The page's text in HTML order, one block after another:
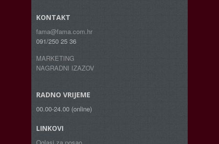
KONTAKT
fama@fama.com.hr
091/250 25 36
MARKETING
NAGRADNI IZAZOV
RADNO VRIJEME
00.00-24.00 (online)
LINKOVI